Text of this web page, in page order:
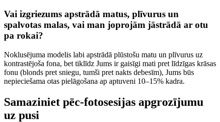
Vai izgriezums apstrādā matus, plīvurus un
spalvotas malas, vai man joprojām jāstrādā ar otu
pa rokai?
Noklusējuma modelis labi apstrādā plūstošu matu un plīvurus uz
kontrastējoša fona, bet tiklīdz Jums ir gaisīgi mati pret līdzīgas krāsas
fonu (blonds pret sniegu, tumši pret nakts debesīm), Jums būs
nepieciešama otas pielāgošana ap aptuveni 10–15% kadra.
Samaziniet pēc-fotosesijas apgrozījumu
uz pusi